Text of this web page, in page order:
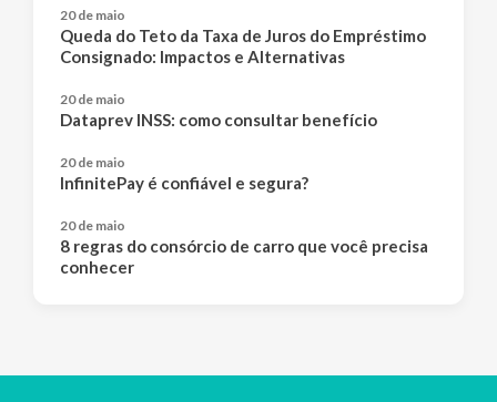
20 de maio
Queda do Teto da Taxa de Juros do Empréstimo
Consignado: Impactos e Alternativas
20 de maio
Dataprev INSS: como consultar benefício
20 de maio
InfinitePay é confiável e segura?
20 de maio
8 regras do consórcio de carro que você precisa
conhecer